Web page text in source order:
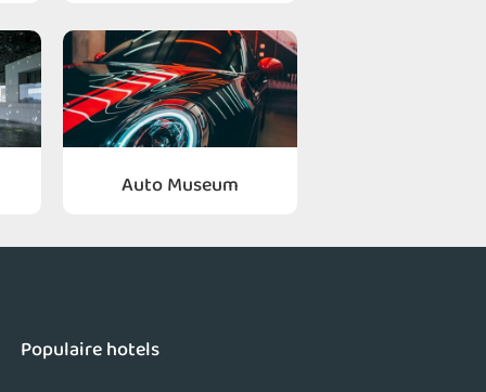
Auto Museum
Populaire hotels